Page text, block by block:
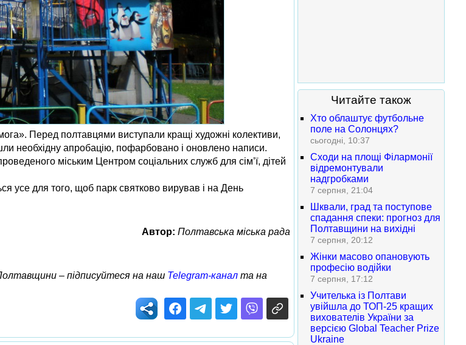
Перед полтавцями виступали кращі художні колективи,
необхідну апробацію, пофарбовано і оновлено написи.
міським Центром соціальних служб для сім’ї, дітей
усе для того, щоб парк святково вирував і на День
Автор: Полтавська міська рада
– підписуйтеся на наш Telegram-канал та на
Читайте також
Хто облаштує футбольне
поле на Солонцях?
сьогодні, 10:37
Сходи на площі Філармонії
відремонтували
надгробками
7 серпня, 21:04
Шквали, град та поступове
спадання спеки: прогноз для
Полтавщини на вихідні
7 серпня, 20:12
Жінки масово опановують
професію водійки
7 серпня, 17:12
Учителька із Полтави
увійшла до ТОП-25 кращих
вихователів України за
версією Global Teacher Prize
Ukraine